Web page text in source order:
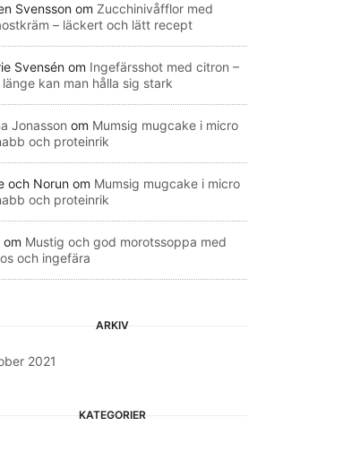
Svensson om Zucchinivåfflor med
– läckert och lätt recept
Svensén om Ingefärsshot med citron –
länge kan man hålla sig stark
Jonasson om Mumsig mugcake i micro
och proteinrik
och Norun om Mumsig mugcake i micro
och proteinrik
om Mustig och god morotssoppa med
och ingefära
ARKIV
2021
KATEGORIER